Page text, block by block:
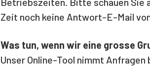
Zeit noch keine Antwort-E-Mail
Was tun, wenn wir eine grosse
Unser Online-Tool nimmt